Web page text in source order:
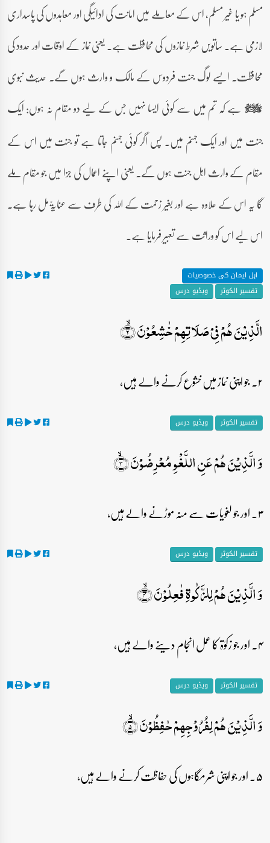
مسلم ہو یا غیر مسلم، اس کے معاملے میں امانت کی ادائیگی اور معاہدوں کی پاسداری
لازمی ہے۔ ساتویں شرط نمازوں کی محافظت ہے۔ یعنی نماز کے اوقات اور حدود کی
محافظت۔ ایسے لوگ جنت فردوس کے مالک و وارث ہوں گے۔ حدیث نبوی
صلى‌الله‌عليه‌وآله‌وسلم ہے کہ تم میں سے کوئی ایسا نہیں جس کے لیے دو مقام نہ ہوں: ایک
جنت میں اور ایک جہنم میں۔ پس اگر کوئی جہنم جاتا ہے تو جنت میں اس کے
مقام کے وارث اہل جنت ہوں گے۔ یعنی اپنے اعمال کی جزا میں جو مقام ملے
گا یہ اس کے علاوہ ہے اور بغیر زحمت کے اللہ کی طرف سے عنایۃً مل رہا ہے۔
اس لیے اس کو وراثت سے تعبیر فرمایا ہے۔
اہل ایمان کی خصوصیات
تفسیر الکوثر
ویڈیو درس
الَّذِیۡنَ ہُمۡ فِیۡ صَلَاتِہِمۡ خٰشِعُوۡنَ ۙ﴿۲﴾
۲۔ جو اپنی نماز میں خشوع کرنے والے ہیں،
تفسیر الکوثر ویڈیو درس
وَ الَّذِیۡنَ ہُمۡ عَنِ اللَّغۡوِ مُعۡرِضُوۡنَ ﴿ۙ۳﴾
۳۔ اور جو لغویات سے منہ موڑنے والے ہیں،
تفسیر الکوثر ویڈیو درس
وَ الَّذِیۡنَ ہُمۡ لِلزَّکٰوۃِ فٰعِلُوۡنَ ۙ﴿۴﴾
۴۔ اور جو زکوٰۃ کا عمل انجام دینے والے ہیں،
تفسیر الکوثر ویڈیو درس
وَ الَّذِیۡنَ ہُمۡ لِفُرُوۡجِہِمۡ حٰفِظُوۡنَ ۙ﴿۵﴾
۵۔ اور جو اپنی شرمگاہوں کی حفاظت کرنے والے ہیں،